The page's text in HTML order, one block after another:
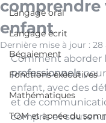
Langage oral
Langage écrit
Bégaiement
Fonctions exécutives
Mathématiques
TOM et apnée du
comprendre
enfant
Dernière mise à jour : 28
Comment aborder
professionnels
enfant, avec des
et de
compris et soutenu